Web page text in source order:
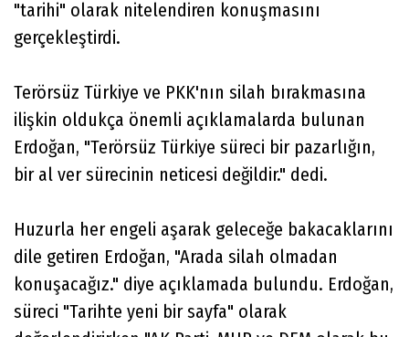
"tarihi" olarak nitelendiren konuşmasını
gerçekleştirdi.
Terörsüz Türkiye ve PKK'nın silah bırakmasına
ilişkin oldukça önemli açıklamalarda bulunan
Erdoğan, "Terörsüz Türkiye süreci bir pazarlığın,
bir al ver sürecinin neticesi değildir." dedi.
Huzurla her engeli aşarak geleceğe bakacaklarını
dile getiren Erdoğan, "Arada silah olmadan
konuşacağız." diye açıklamada bulundu. Erdoğan,
süreci "Tarihte yeni bir sayfa" olarak